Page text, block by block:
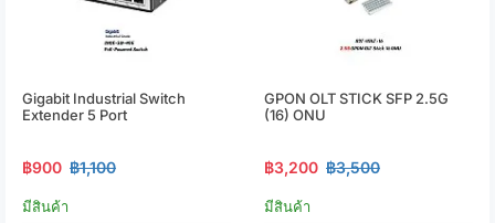
Gigabit Industrial Switch
Extender 5 Port
฿900 ฿1,100
มีสินค้า
GPON OLT STICK SFP 2.5G
(16) ONU
฿3,200 ฿3,500
มีสินค้า